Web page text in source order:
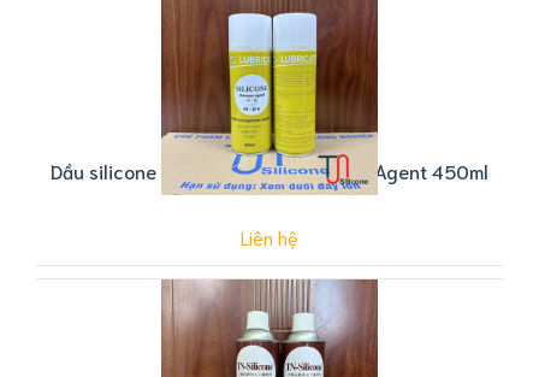
Dầu silicone Silicote SP-216 Release Agent 450ml
Liên hệ